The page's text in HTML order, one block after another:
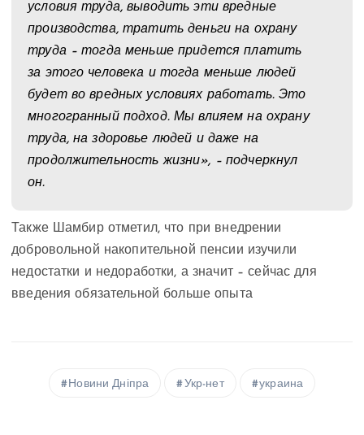
условия труда, выводить эти вредные
производства, тратить деньги на охрану
труда – тогда меньше придется платить
за этого человека и тогда меньше людей
будет во вредных условиях работать. Это
многогранный подход. Мы влияем на охрану
труда, на здоровье людей и даже на
продолжительность жизни», – подчеркнул
он.
Также Шамбир отметил, что при внедрении
добровольной накопительной пенсии изучили
недостатки и недоработки, а значит – сейчас для
введения обязательной больше опыта
Новини Дніпра Укр-нет украина